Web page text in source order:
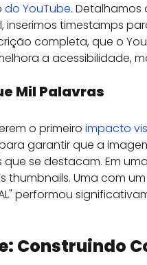
do YouTube.
timestamps
completa, que o
a acessibilidade,
Mil Palavras
o primeiro impacto
garantir que a
se destacam. Em
Uma com
performou
Construindo